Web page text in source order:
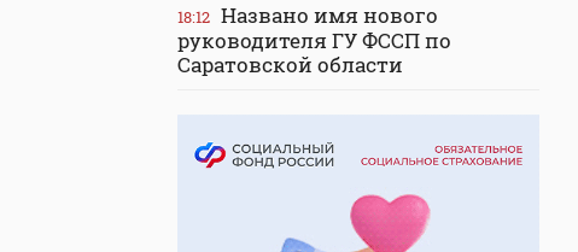
18:12 Названо имя нового
руководителя ГУ ФССП по
Саратовской области